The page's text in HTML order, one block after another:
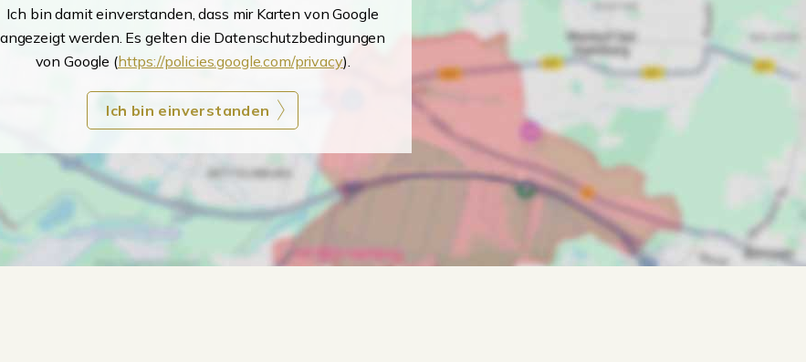
Ich bin damit einverstanden, dass mir Karten von Google
angezeigt werden. Es gelten die Datenschutzbedingungen
von Google (https://policies.google.com/privacy).
Ich bin einverstanden